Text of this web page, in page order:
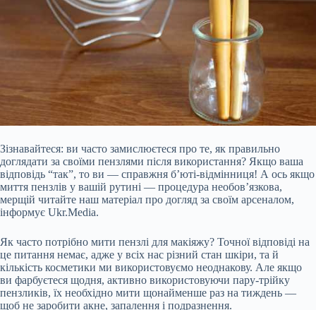
Зізнавайтеся: ви часто замислюєтеся про те, як правильно
доглядати за своїми пензлями після використання? Якщо ваша
відповідь “так”, то ви — справжня б’юті-відмінниця! А ось якщо
миття пензлів у вашій рутині — процедура необов’язкова,
мерщій читайте наш матеріал про догляд за своїм арсеналом,
інформує Ukr.Media.
Як часто потрібно мити пензлі для макіяжу? Точної відповіді на
це питання немає, адже у всіх нас різний стан шкіри, та й
кількість косметики ми використовуємо неоднакову. Але якщо
ви фарбуєтеся щодня, активно використовуючи пару-трійку
пензликів, їх необхідно мити щонайменше раз на тиждень —
щоб не заробити акне, запалення і подразнення.